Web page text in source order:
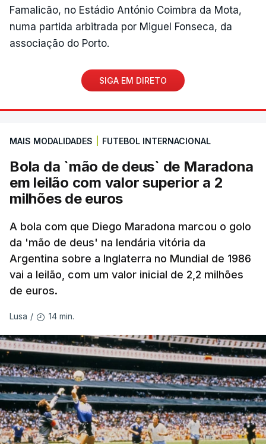
Famalicão, no Estádio António Coimbra da Mota,
numa partida arbitrada por Miguel Fonseca, da
associação do Porto.
SIGA EM DIRETO
MAIS MODALIDADES FUTEBOL INTERNACIONAL
Bola da `mão de deus` de Maradona
em leilão com valor superior a 2
milhões de euros
A bola com que Diego Maradona marcou o golo
da 'mão de deus' na lendária vitória da
Argentina sobre a Inglaterra no Mundial de 1986
vai a leilão, com um valor inicial de 2,2 milhões
de euros.
Lusa / 14 min.